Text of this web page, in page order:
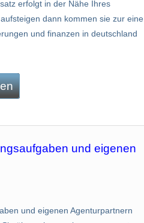
erfolgt in der Nähe Ihres
dann kommen sie zur eine
und finanzen in deutschland
und eigenen
und eigenen Agenturpartnern